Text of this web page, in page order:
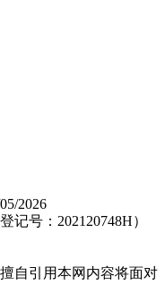
2026
号：202120748H）
自引用本网内容将面对